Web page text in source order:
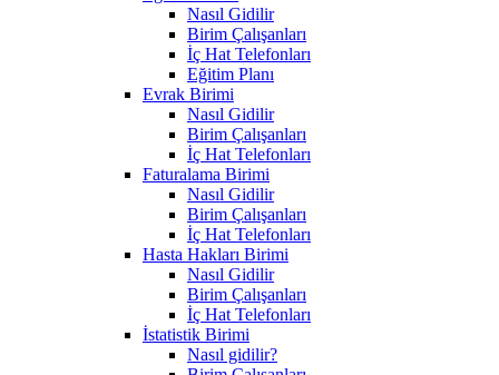
Nasıl Gidilir
Birim Çalışanları
İç Hat Telefonları
Eğitim Planı
Evrak Birimi
Nasıl Gidilir
Birim Çalışanları
İç Hat Telefonları
Faturalama Birimi
Nasıl Gidilir
Birim Çalışanları
İç Hat Telefonları
Hasta Hakları Birimi
Nasıl Gidilir
Birim Çalışanları
İç Hat Telefonları
İstatistik Birimi
Nasıl gidilir?